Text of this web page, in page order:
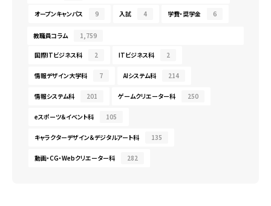
オープンキャンパス 9 入試 4 学費・奨学金 6
教職員コラム 1,759
国際ITビジネス科 2 ITビジネス科 2
情報デザイン大学科 7 AIシステム科 214
情報システム科 201 ゲームクリエーター科 250
eスポーツ＆イベント科 105
キャラクターデザイン＆デジタルアート科 135
動画・CG・Webクリエーター科 282